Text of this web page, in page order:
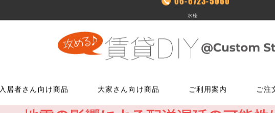
水栓
入居者さん向け商品 大家さん向け商品 ご利用案内 ご注